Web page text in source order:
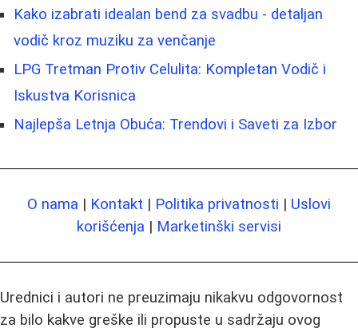
Kako izabrati idealan bend za svadbu - detaljan
vodič kroz muziku za venčanje
LPG Tretman Protiv Celulita: Kompletan Vodič i
Iskustva Korisnica
Najlepša Letnja Obuća: Trendovi i Saveti za Izbor
O nama | Kontakt | Politika privatnosti | Uslovi
korišćenja | Marketinški servisi
Urednici i autori ne preuzimaju nikakvu odgovornost
za bilo kakve greške ili propuste u sadržaju ovog